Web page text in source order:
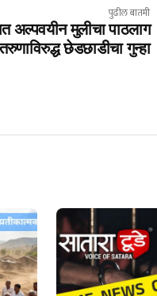
पुढील बातमी
अल्पवयीन मुलीचा पाठलाग
छेडछाडीचा गुन्हा